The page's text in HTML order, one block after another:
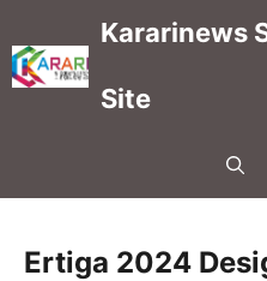
content
Kararinews
Site
Ertiga 2024